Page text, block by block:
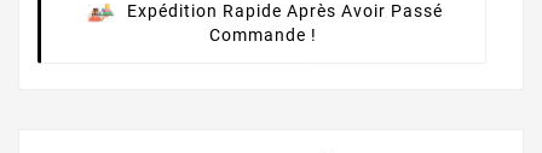
Expédition Rapide Après Avoir Passé
Commande !